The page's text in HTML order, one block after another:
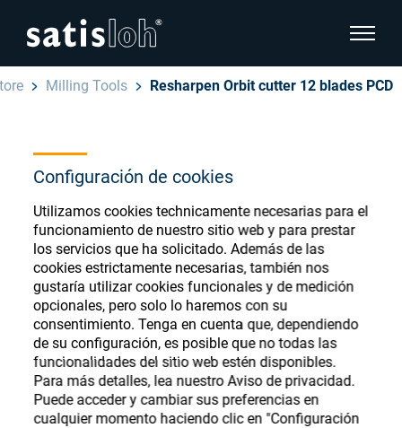
Configuración de cookies
Utilizamos cookies technicamente necesarias para el
funcionamiento de nuestro sitio web y para prestar
los servicios que ha solicitado. Además de las
cookies estrictamente necesarias, también nos
gustaría utilizar cookies funcionales y de medición
opcionales, pero solo lo haremos con su
consentimiento. Tenga en cuenta que, dependiendo
de su configuración, es posible que no todas las
funcionalidades del sitio web estén disponibles.
Para más detalles, lea nuestro Aviso de privacidad.
Puede acceder y cambiar sus preferencias en
cualquier momento haciendo clic en "Configuración
show
Español
Oftálmica
Óptica de Precisión
Quiénes Somos
Carrera
Store
hide page navigation
English
Deutsch
汉语
Français
Milling Tools Resharpen Orbit cutter 12 blades PCD
Ophthalmic Consumables
Store
Register or Sign-in to access your accounts
and explore our wide range of ophthalmic
consumables
Register Sign-In